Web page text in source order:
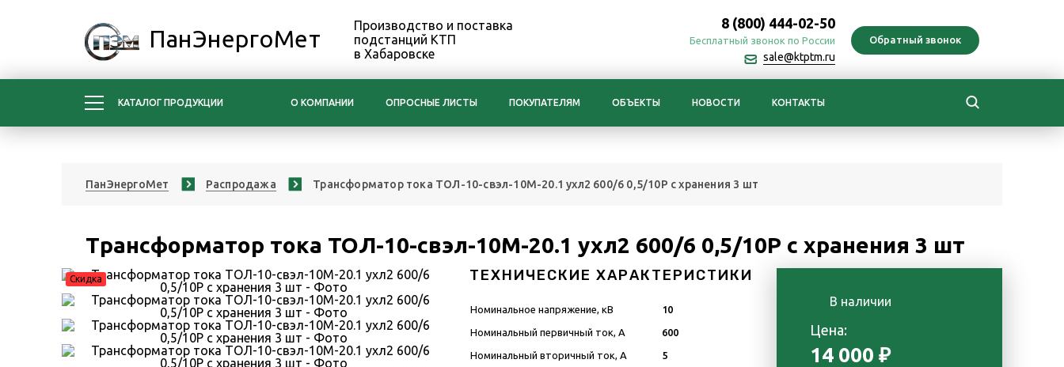
ПанЭнергоМет
Производство и поставка
подстанций КТП
в Хабаровске
8 (800) 444-02-50
Бесплатный звонок по России
sale@ktptm.ru
КАТАЛОГ ПРОДУКЦИИ О КОМПАНИИ ОПРОСНЫЕ ЛИСТЫ ПОКУПАТЕЛЯМ ОБЪЕКТЫ НОВОСТИ КОНТАКТЫ
ПанЭнергоМет Распродажа Трансформатор тока ТОЛ-10-свэл-10М-20.1 ухл2 600/6 0,5/10Р с хранения 3 шт
Трансформатор тока ТОЛ-10-свэл-10М-20.1 ухл2 600/6 0,5/10Р с хранения 3 шт
Скидка ТЕХНИЧЕСКИЕ ХАРАКТЕРИСТИКИ
Номинальное напряжение, кВ 10
Номинальный первичный ток, А 600
Номинальный вторичный ток, А 5
В наличии
Цена:
14 000 ₽